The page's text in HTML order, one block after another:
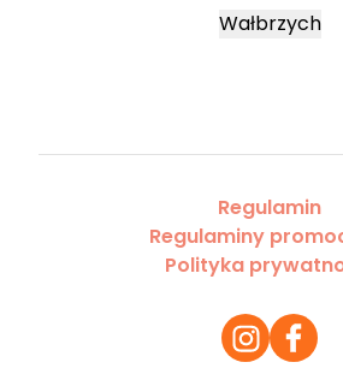
Wałbrzych
Regulamin
Regulaminy
Polityka